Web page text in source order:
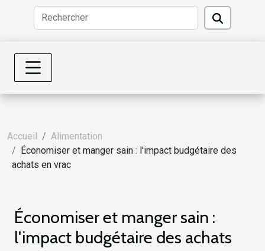
Accueil
Alimentation
Économiser et manger sain : l'impact budgétaire des
achats en vrac
Économiser et manger sain :
l'impact budgétaire des achats